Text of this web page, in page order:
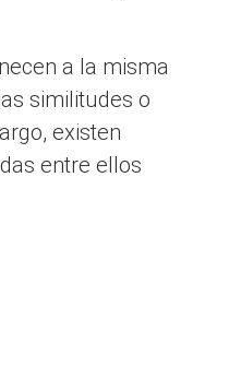
a la misma
similitudes o
existen
entre ellos